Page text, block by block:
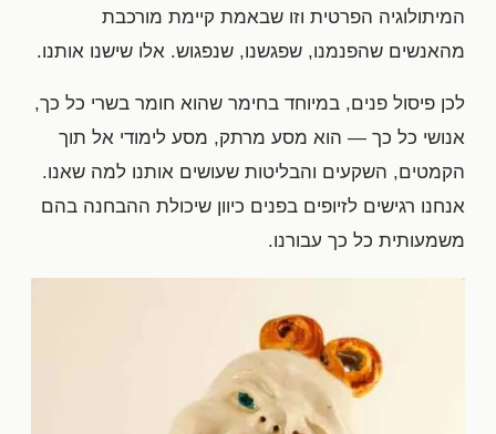
המיתולוגיה הפרטית וזו שבאמת קיימת מורכבת
מהאנשים שהפנמנו, שפגשנו, שנפגוש. אלו שישנו אותנו.
לכן פיסול פנים, במיוחד בחימר שהוא חומר בשרי כל כך,
אנושי כל כך — הוא מסע מרתק, מסע לימודי אל תוך
הקמטים, השקעים והבליטות שעושים אותנו למה שאנו.
אנחנו רגישים לזיופים בפנים כיוון שיכולת ההבחנה בהם
משמעותית כל כך עבורנו.